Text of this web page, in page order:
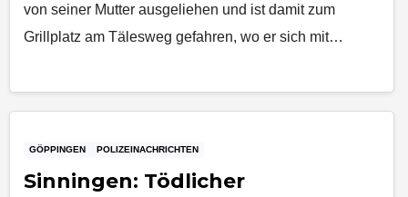
von seiner Mutter ausgeliehen und ist damit zum
Grillplatz am Tälesweg gefahren, wo er sich mit…
GÖPPINGEN POLIZEINACHRICHTEN
Sinningen: Tödlicher